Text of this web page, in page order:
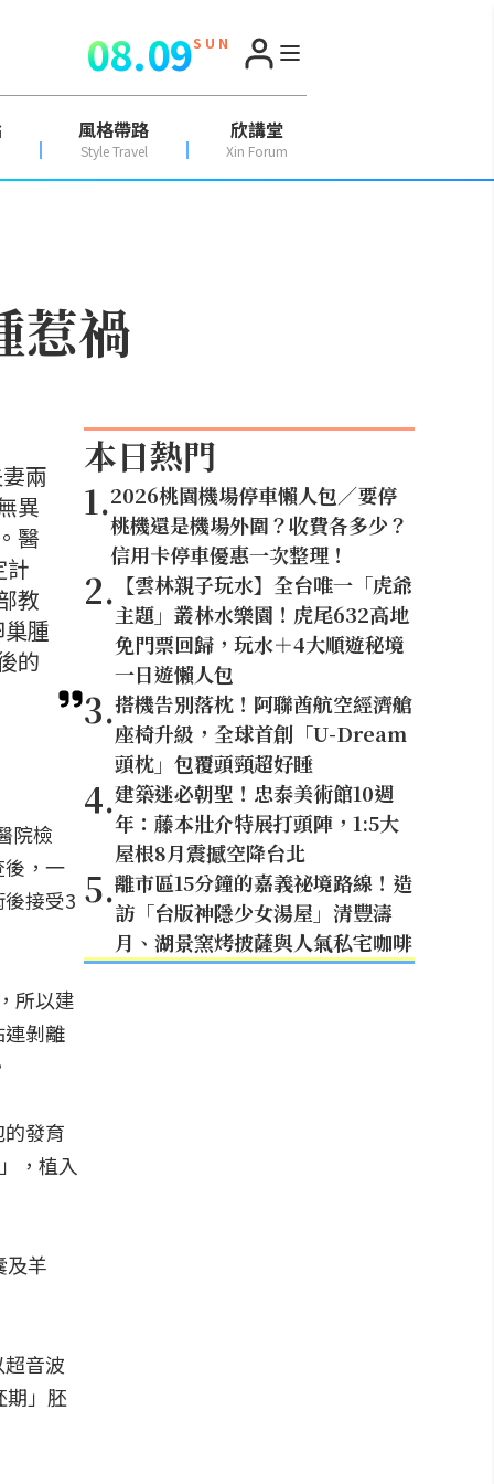
08.09S U N
風格帶路
Style Travel
欣講堂
Xin Forum
惹禍
兩
異
醫
計
教
腫
的
院檢
，一
接受3
所以建
剝離
發育
，植入
及羊
音波
期」胚
本日熱門
1.2026桃園機場停車懶人包／要停
桃機還是機場外圍？收費各多少？
信用卡停車優惠一次整理！
2. 【雲林親子玩水】全台唯一「虎爺
主題」叢林水樂園！虎尾632高地
免門票回歸，玩水＋4大順遊秘境
一日遊懶人包
3.搭機告別落枕！阿聯酋航空經濟艙
座椅升級，全球首創「U-Dream
頭枕」包覆頭頸超好睡
4.建築迷必朝聖！忠泰美術館10週
年：藤本壯介特展打頭陣，1:5大
屋根8月震撼空降台北
5.離市區15分鐘的嘉義祕境路線！造
訪「台版神隱少女湯屋」清豐濤
月、湖景窯烤披薩與人氣私宅咖啡